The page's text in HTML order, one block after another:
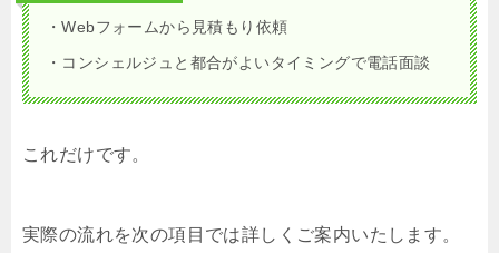
・Webフォームから見積もり依頼
・コンシェルジュと都合がよいタイミングで電話面談
これだけです。
実際の流れを次の項目では詳しくご案内いたします。